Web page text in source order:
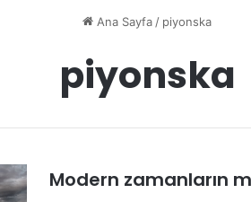
Ana Sayfa / piyonska
piyonska
Modern zamanların